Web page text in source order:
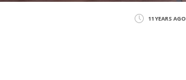
11 YEARS AGO